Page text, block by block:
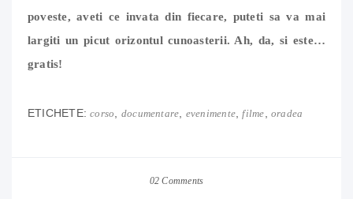
poveste, aveti ce invata din fiecare, puteti sa va mai
largiti un picut orizontul cunoasterii. Ah, da, si este…
gratis!
ETICHETE:corso documentare evenimente filme ,oradea
02 Comments